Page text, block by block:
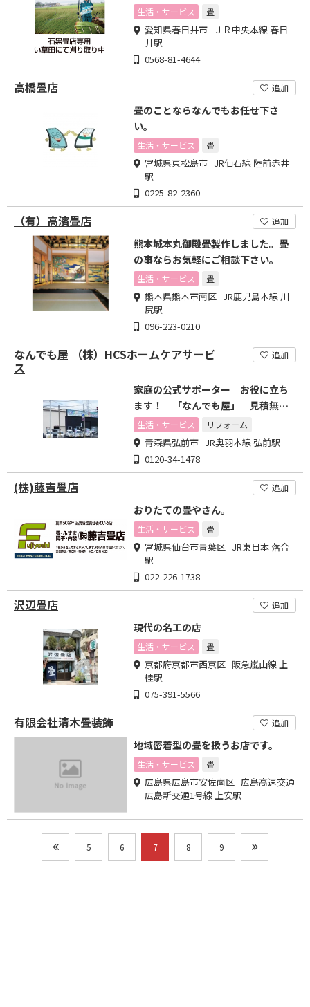
生活・サービス 畳
愛知県春日井市 ＪＲ中央本線 春日
井駅
0568-81-4644
高橋畳店 追加
畳のことならなんでもお任せ下さ
い。
生活・サービス 畳
宮城県東松島市 JR仙石線 陸前赤井
駅
0225-82-2360
（有）高濱畳店 追加
熊本城本丸御殿畳製作しました。畳
の事ならお気軽にご相談下さい。
生活・サービス 畳
熊本県熊本市南区 JR鹿児島本線 川
尻駅
096-223-0210
なんでも屋 （株）HCSホームケアサービ
ス
追加
家庭の公式サポーター お役に立ち
ます！ 「なんでも屋」 見積無
料！ 秘密厳守！
生活・サービス リフォーム
青森県弘前市 JR奥羽本線 弘前駅
0120-34-1478
(株)藤吉畳店 追加
おりたての畳やさん。
生活・サービス 畳
宮城県仙台市青葉区 JR東日本 落合
駅
022-226-1738
沢辺畳店 追加
現代の名工の店
生活・サービス 畳
京都府京都市西京区 阪急嵐山線 上
桂駅
075-391-5566
有限会社清木畳装飾 追加
地域密着型の畳を扱うお店です。
生活・サービス 畳
広島県広島市安佐南区 広島高速交通
広島新交通1号線 上安駅
5 6 7 8 9